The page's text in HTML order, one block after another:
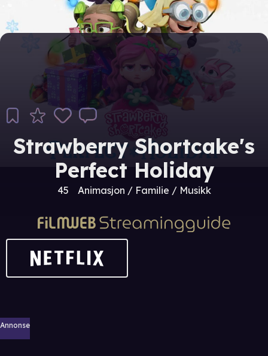
Strawberry Shortcake's
Perfect Holiday
45 Animasjon / Familie / Musikk
Annonse